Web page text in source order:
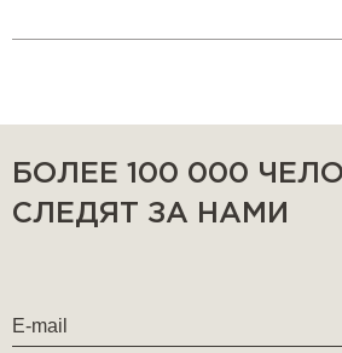
БОЛЕЕ 100 000
СЛЕДЯТ ЗА НАМИ